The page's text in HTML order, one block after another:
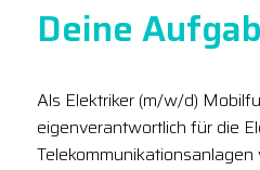
Deine
Als Elektriker (m/w/d)
eigenverantwortlich für die
Telekommunikationsanlagen